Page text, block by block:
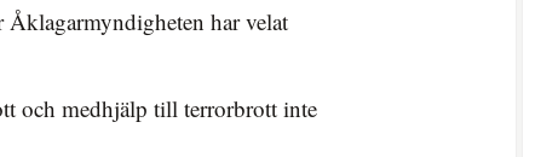
Åklagarmyndigheten har velat
och medhjälp till terrorbrott inte